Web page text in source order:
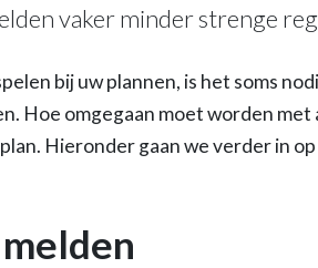
vaker minder strenge
bij uw plannen, is het soms
Hoe omgegaan moet worden met
Hieronder gaan we verder in